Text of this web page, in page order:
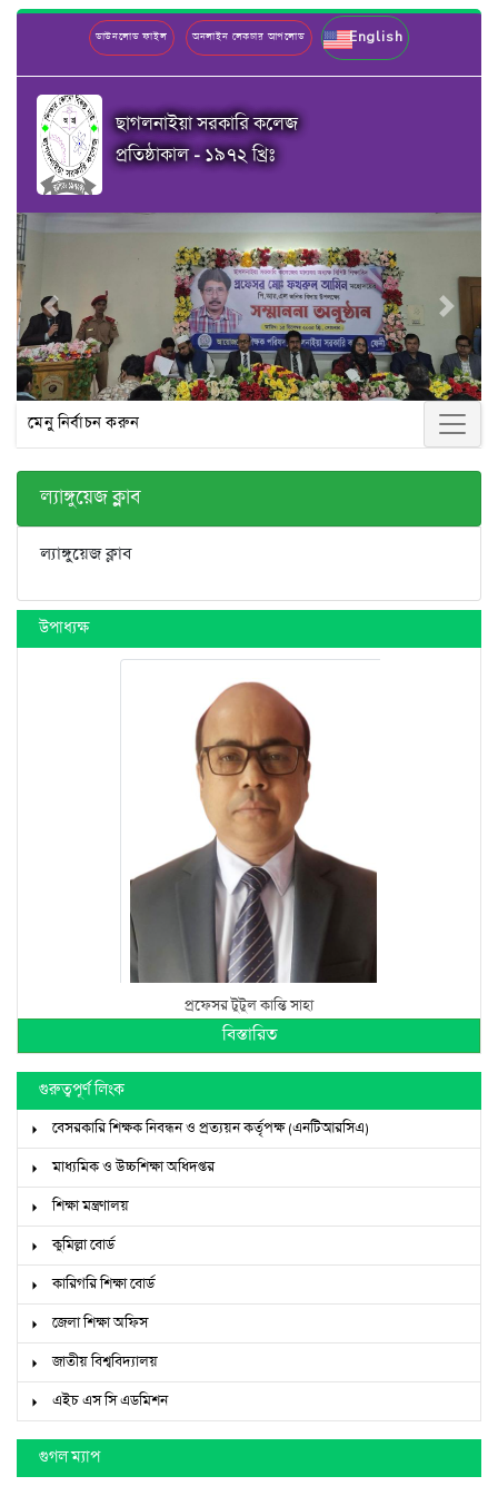
ডাউনলোড ফাইল অনলাইন লেকচার আপলোড English
ছাগলনাইয়া সরকারি কলেজ
প্রতিষ্ঠাকাল - ১৯৭২ খ্রিঃ
Previous Next
মেনু নির্বাচন করুন
ল্যাঙ্গুয়েজ ক্লাব
ল্যাঙ্গুয়েজ ক্লাব
উপাধ্যক্ষ
প্রফেসর টুটুল কান্তি সাহা
বিস্তারিত
গুরুত্বপূর্ণ লিংক
বেসরকারি শিক্ষক নিবন্ধন ও প্রত্যয়ন কর্তৃপক্ষ (এনটিআরসিএ)
মাধ্যমিক ও উচ্চশিক্ষা অধিদপ্তর
শিক্ষা মন্ত্রণালয়
কুমিল্লা বোর্ড
কারিগরি শিক্ষা বোর্ড
জেলা শিক্ষা অফিস
জাতীয় বিশ্ববিদ্যালয়
এইচ এস সি এডমিশন
গুগল ম্যাপ